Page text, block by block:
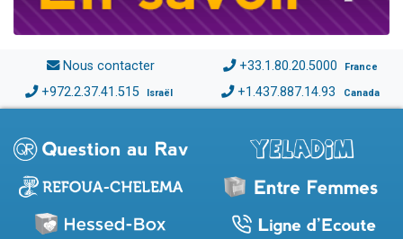
Nous contacter +33.1.80.20.5000 France
+972.2.37.41.515 Israël +1.437.887.14.93 Canada